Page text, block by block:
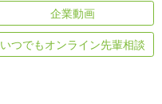
企業動画
いつでもオンライン先輩相談